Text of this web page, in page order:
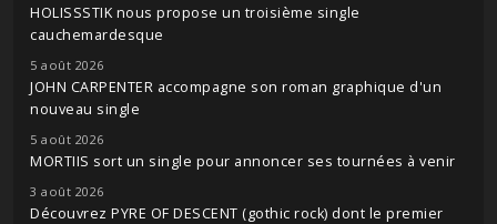
HOLISSSTIK nous propose un troisième single
cauchemardesque
5 août 2026
JOHN CARPENTER accompagne son roman graphique d'un
nouveau single
5 août 2026
MORTIIS sort un single pour annoncer ses tournées à venir
3 août 2026
Découvrez PYRE OF DESCENT (gothic rock) dont le premier